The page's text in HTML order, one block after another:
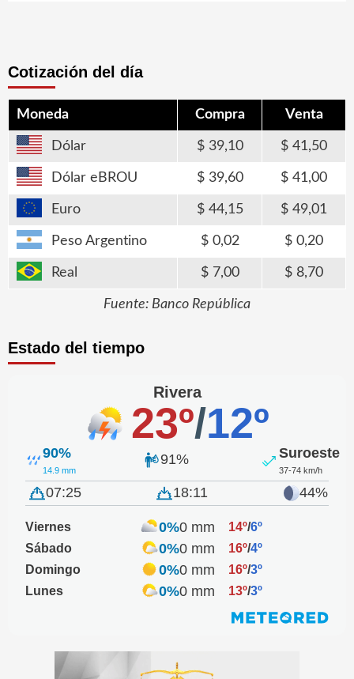
Cotización del día
Moneda Compra Venta
Dólar 39,10 41,50
Dólar eBROU 39,60 41,00
Euro 44,15 49,01
Peso Argentino 0,02 0,20
Real 7,00 8,70
Fuente: Banco República
Estado del tiempo
Rivera
23º/12º
90%
14.9 mm
91% Suroeste
37-74 km/h
07:25 18:11 44%
Viernes 0%0 mm 14º/6º
Sábado
0%0 mm 16º/4º
Domingo
0%0 mm 16º/3º
Lunes
0%0 mm 13º/3º